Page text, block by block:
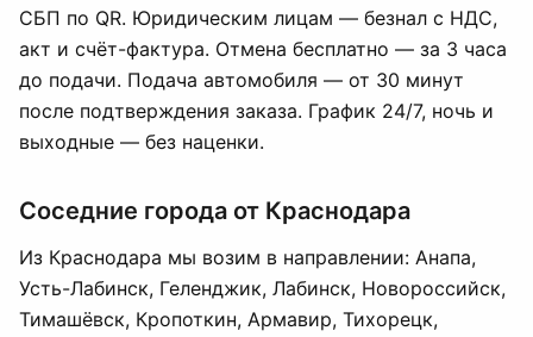
СБП по QR. Юридическим лицам — безнал с НДС,
акт и счёт-фактура. Отмена бесплатно — за 3 часа
до подачи. Подача автомобиля — от 30 минут
после подтверждения заказа. График 24/7, ночь и
выходные — без наценки.
Соседние города от Краснодара
Из Краснодара мы возим в направлении: Анапа,
Усть-Лабинск, Геленджик, Лабинск, Новороссийск,
Тимашёвск, Кропоткин, Армавир, Тихорецк,